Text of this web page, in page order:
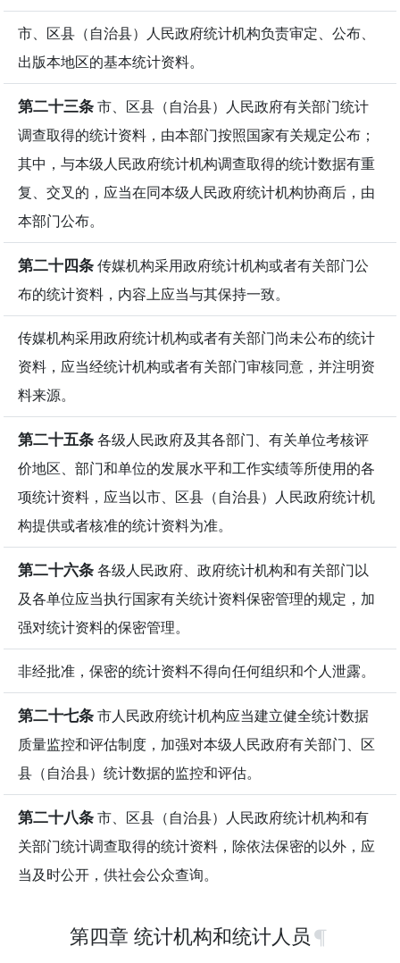
市、区县（自治县）人民政府统计机构负责审定、公布、
出版本地区的基本统计资料。
第二十三条市、区县（自治县）人民政府有关部门统计
调查取得的统计资料，由本部门按照国家有关规定公布；
其中，与本级人民政府统计机构调查取得的统计数据有重
复、交叉的，应当在同本级人民政府统计机构协商后，由
本部门公布。
第二十四条传媒机构采用政府统计机构或者有关部门公
布的统计资料，内容上应当与其保持一致。
传媒机构采用政府统计机构或者有关部门尚未公布的统计
资料，应当经统计机构或者有关部门审核同意，并注明资
料来源。
第二十五条各级人民政府及其各部门、有关单位考核评
价地区、部门和单位的发展水平和工作实绩等所使用的各
项统计资料，应当以市、区县（自治县）人民政府统计机
构提供或者核准的统计资料为准。
第二十六条各级人民政府、政府统计机构和有关部门以
及各单位应当执行国家有关统计资料保密管理的规定，加
强对统计资料的保密管理。
非经批准，保密的统计资料不得向任何组织和个人泄露。
第二十七条市人民政府统计机构应当建立健全统计数据
质量监控和评估制度，加强对本级人民政府有关部门、区
县（自治县）统计数据的监控和评估。
第二十八条市、区县（自治县）人民政府统计机构和有
关部门统计调查取得的统计资料，除依法保密的以外，应
当及时公开，供社会公众查询。
第四章 统计机构和统计人员